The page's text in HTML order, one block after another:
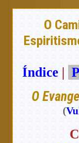
O
Índice |
O
(